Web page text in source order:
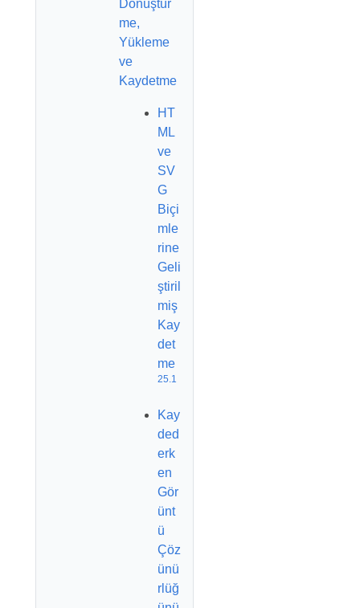
Dönüştür
me,
Yükleme
ve
Kaydetme
HT
ML
ve
SV
G
Biçi
mle
rine
Geli
ştiril
miş
Kay
det
me
25.1
Kay
ded
erk
en
Gör
ünt
ü
Çöz
ünü
rlüğ